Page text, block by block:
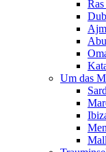
Um das